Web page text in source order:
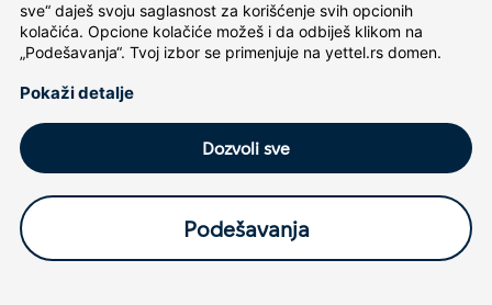
sve“ daješ svoju saglasnost za korišćenje svih opcionih
kolačića. Opcione kolačiće možeš i da odbiješ klikom na
„Podešavanja“. Tvoj izbor se primenjuje na yettel.rs domen.
Pokaži detalje
Dozvoli sve
Podešavanja